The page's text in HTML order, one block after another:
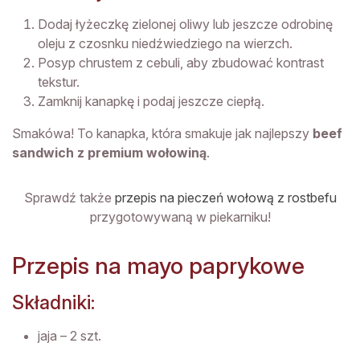
Dodaj łyżeczkę zielonej oliwy lub jeszcze odrobinę
oleju z czosnku niedźwiedziego na wierzch.
Posyp chrustem z cebuli, aby zbudować kontrast
tekstur.
Zamknij kanapkę i podaj jeszcze ciepłą.
Smakówa! To kanapka, która smakuje jak najlepszy beef
sandwich z premium wołowiną.
Sprawdź także przepis na pieczeń wołową z rostbefu
przygotowywaną w piekarniku!
Przepis na mayo paprykowe
Składniki:
jaja – 2 szt.